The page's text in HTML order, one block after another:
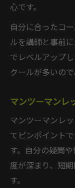
心です。
自分に合ったコ
ルを講師と事前
でレベルアップ
クールが多いの
マンツーマンレ
マンツーマンレ
てピンポイント
す。自分の疑問
度が深まり、短
す。